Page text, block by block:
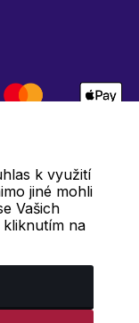
k využití
jiné mohli
Vašich
na